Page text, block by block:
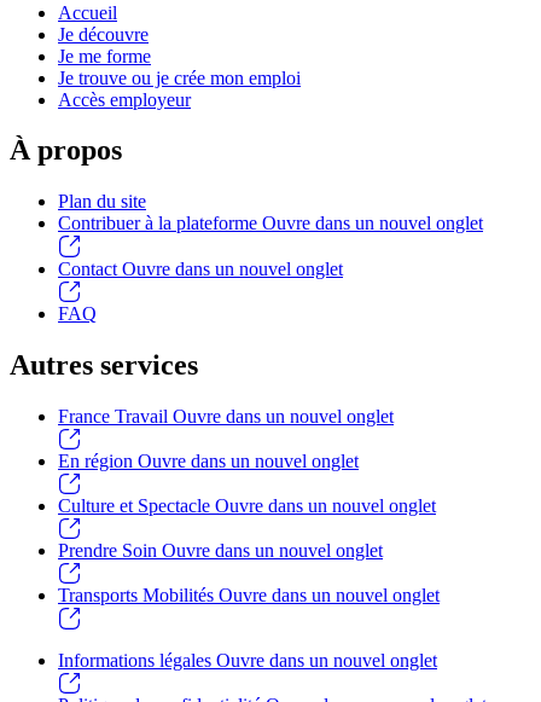
Accueil
Je découvre
Je me forme
Je trouve ou je crée mon emploi
Accès employeur
À propos
Plan du site
Contribuer à la plateforme Ouvre dans un nouvel onglet
Contact Ouvre dans un nouvel onglet
FAQ
Autres services
France Travail Ouvre dans un nouvel onglet
En région Ouvre dans un nouvel onglet
Culture et Spectacle Ouvre dans un nouvel onglet
Prendre Soin Ouvre dans un nouvel onglet
Transports Mobilités Ouvre dans un nouvel onglet
Informations légales Ouvre dans un nouvel onglet